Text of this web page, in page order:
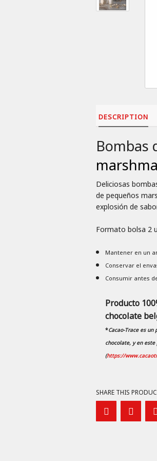
DESCRIPTION
Bombas
Deliciosas
de pequeños
explosión de
Formato bolsa 2
Mantener en un
Conservar el
Consumir antes
Producto
chocolate
*Cacao-Trace es
chocolate, y en
(https://
SHARE THIS